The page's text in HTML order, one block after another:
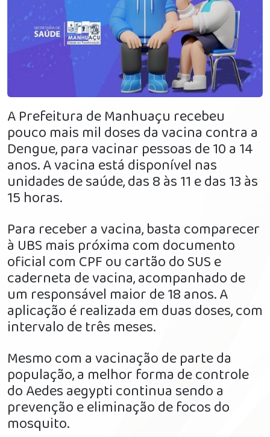
A Prefeitura de Manhuaçu recebeu
pouco mais mil doses da vacina contra a
Dengue, para vacinar pessoas de 10 a 14
anos. A vacina está disponível nas
unidades de saúde, das 8 às 11 e das 13 às
15 horas.
Para receber a vacina, basta comparecer
à UBS mais próxima com documento
oficial com CPF ou cartão do SUS e
caderneta de vacina, acompanhado de
um responsável maior de 18 anos. A
aplicação é realizada em duas doses, com
intervalo de três meses.
Mesmo com a vacinação de parte da
população, a melhor forma de controle
do Aedes aegypti continua sendo a
prevenção e eliminação de focos do
mosquito.